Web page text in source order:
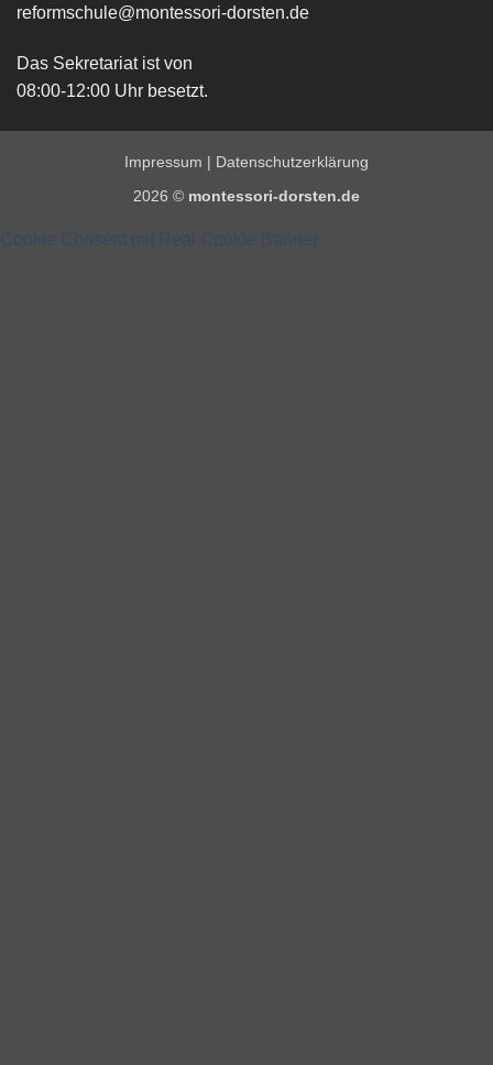
reformschule@montessori-dorsten.de
Das Sekretariat ist von
08:00-12:00 Uhr besetzt.
Impressum | Datenschutzerklärung
2026 © montessori-dorsten.de
Cookie Consent mit Real Cookie Banner